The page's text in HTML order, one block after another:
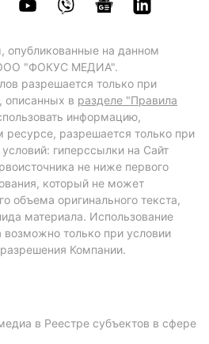
опубликованные на данном
ООО "ФОКУС МЕДИА".
разрешается только при
описанных в разделе "Правила
информацию,
разрешается только при
гиперссылки на Сайт
не ниже первого
который не может
объема оригинального текста,
материала. Использование
возможно только при условии
Компании.
в Реестре субъектов в сфере